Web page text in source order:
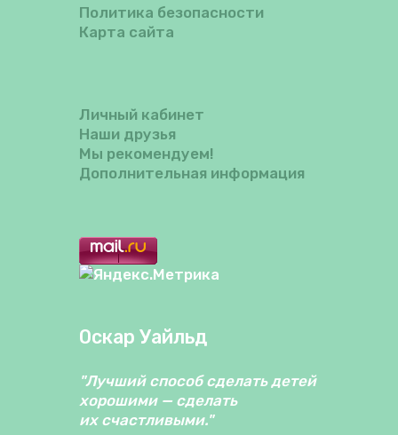
Политика безопасности
Карта сайта
Личный кабинет
Наши друзья
Мы рекомендуем!
Дополнительная информация
Оскар Уайльд
"Лучший способ сделать детей
хорошими — сделать
их счастливыми."